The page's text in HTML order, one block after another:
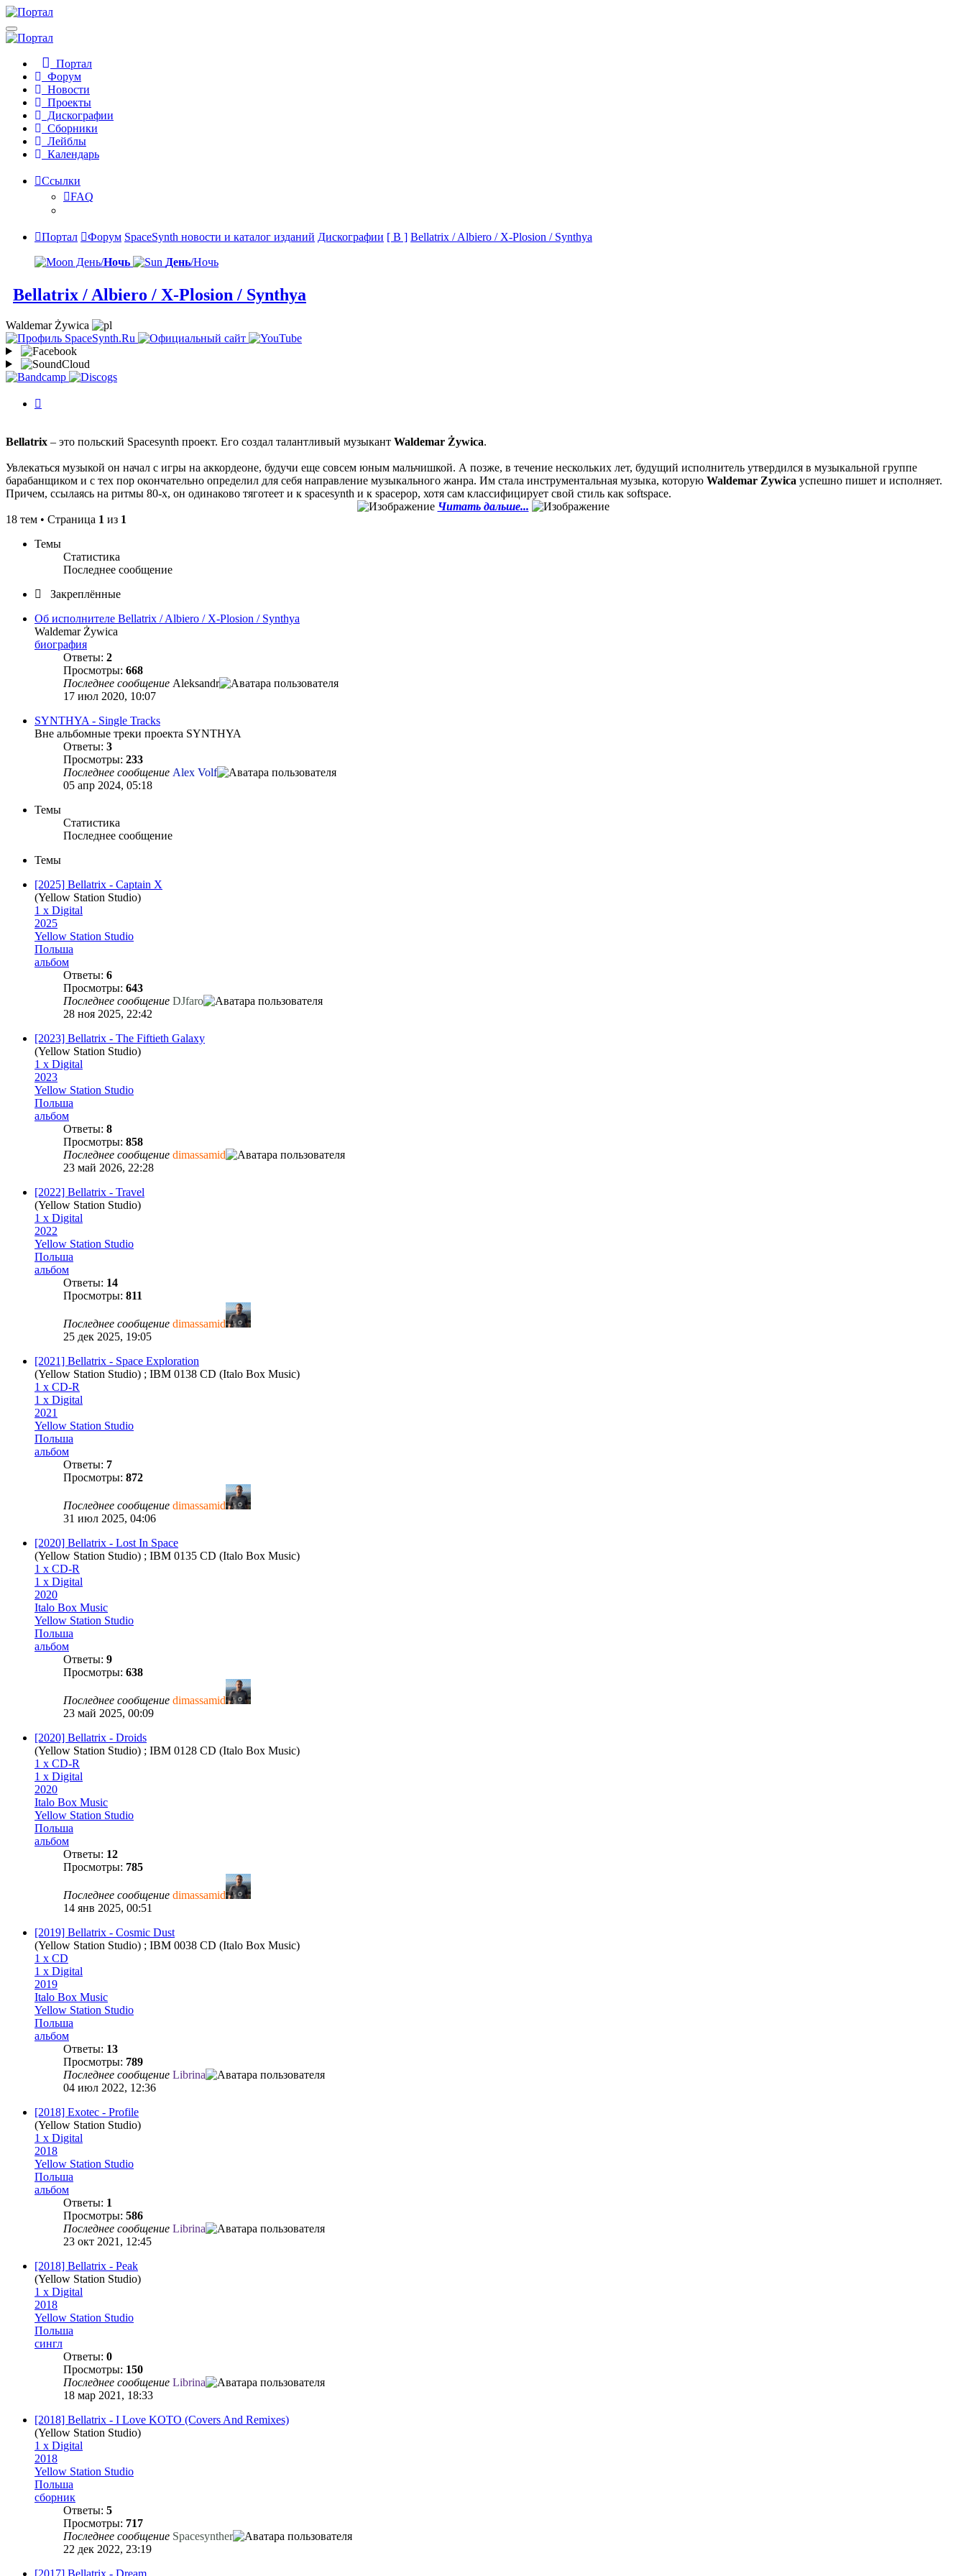
Портал
Форум
Новости
Проекты
Дискографии
Сборники
Лейблы
Календарь
Ссылки
FAQ
Портал Форум SpaceSynth новости и каталог изданий Дискографии [ B ] Bellatrix / Albiero / X-Plosion / Synthya
День/Ночь День/Ночь
Bellatrix / Albiero / X-Plosion / Synthya
Waldemar Żywica
Bellatrix – это польский Spacesynth проект. Его создал талантливый музыкант Waldemar Żywica.
Увлекаться музыкой он начал с игры на аккордеоне, будучи еще совсем юным мальчишкой. А позже, в течение нескольких лет, будущий исполнитель утвердился в музыкальной группе
барабанщиком и с тех пор окончательно определил для себя направление музыкального жанра. Им стала инструментальная музыка, которую Waldemar Zywica успешно пишет и исполняет.
Причем, ссылаясь на ритмы 80-х, он одинаково тяготеет и к spacesynth и к spacepop, хотя сам классифицирует свой стиль как softspace.
Читать дальше...
18 тем • Страница 1 из 1
Темы
Статистика
Последнее сообщение
Закреплённые
Об исполнителе Bellatrix / Albiero / X-Plosion / Synthya
Waldemar Żywica
биография
Ответы: 2
Просмотры: 668
Последнее сообщение Aleksandr
17 июл 2020, 10:07
SYNTHYA - Single Tracks
Вне альбомные треки проекта SYNTHYA
Ответы: 3
Просмотры: 233
Последнее сообщение Alex Volf
05 апр 2024, 05:18
Темы
Статистика
Последнее сообщение
Темы
[2025] Bellatrix - Captain X
(Yellow Station Studio)
1 x Digital
2025
Yellow Station Studio
Польша
альбом
Ответы: 6
Просмотры: 643
Последнее сообщение DJfaro
28 ноя 2025, 22:42
[2023] Bellatrix - The Fiftieth Galaxy
(Yellow Station Studio)
1 x Digital
2023
Yellow Station Studio
Польша
альбом
Ответы: 8
Просмотры: 858
Последнее сообщение dimassamid
23 май 2026, 22:28
[2022] Bellatrix - Travel
(Yellow Station Studio)
1 x Digital
2022
Yellow Station Studio
Польша
альбом
Ответы: 14
Просмотры: 811
Последнее сообщение dimassamid
25 дек 2025, 19:05
[2021] Bellatrix - Space Exploration
(Yellow Station Studio) ; IBM 0138 CD (Italo Box Music)
1 x CD-R
1 x Digital
2021
Yellow Station Studio
Польша
альбом
Ответы: 7
Просмотры: 872
Последнее сообщение dimassamid
31 июл 2025, 04:06
[2020] Bellatrix - Lost In Space
(Yellow Station Studio) ; IBM 0135 CD (Italo Box Music)
1 x CD-R
1 x Digital
2020
Italo Box Music
Yellow Station Studio
Польша
альбом
Ответы: 9
Просмотры: 638
Последнее сообщение dimassamid
23 май 2025, 00:09
[2020] Bellatrix - Droids
(Yellow Station Studio) ; IBM 0128 CD (Italo Box Music)
1 x CD-R
1 x Digital
2020
Italo Box Music
Yellow Station Studio
Польша
альбом
Ответы: 12
Просмотры: 785
Последнее сообщение dimassamid
14 янв 2025, 00:51
[2019] Bellatrix - Cosmic Dust
(Yellow Station Studio) ; IBM 0038 CD (Italo Box Music)
1 x CD
1 x Digital
2019
Italo Box Music
Yellow Station Studio
Польша
альбом
Ответы: 13
Просмотры: 789
Последнее сообщение Librina
04 июл 2022, 12:36
[2018] Exotec - Profile
(Yellow Station Studio)
1 x Digital
2018
Yellow Station Studio
Польша
альбом
Ответы: 1
Просмотры: 586
Последнее сообщение Librina
23 окт 2021, 12:45
[2018] Bellatrix - Peak
(Yellow Station Studio)
1 x Digital
2018
Yellow Station Studio
Польша
сингл
Ответы: 0
Просмотры: 150
Последнее сообщение Librina
18 мар 2021, 18:33
[2018] Bellatrix - I Love KOTO (Covers And Remixes)
(Yellow Station Studio)
1 x Digital
2018
Yellow Station Studio
Польша
сборник
Ответы: 5
Просмотры: 717
Последнее сообщение Spacesynther
22 дек 2022, 23:19
[2017] Bellatrix - Dream